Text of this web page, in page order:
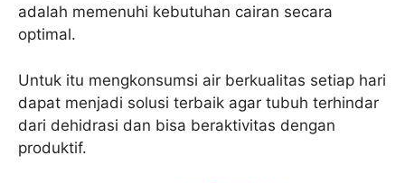
adalah memenuhi kebutuhan cairan secara
optimal.
Untuk itu mengkonsumsi air berkualitas setiap hari
dapat menjadi solusi terbaik agar tubuh terhindar
dari dehidrasi dan bisa beraktivitas dengan
produktif.